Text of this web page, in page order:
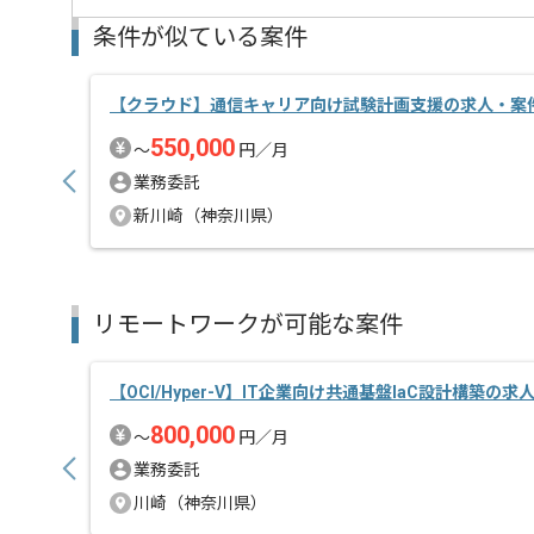
条件が似ている案件
【クラウド】通信キャリア向け試験計画支援の求人・案
〜550,000 円／月
業務委託
新川崎（神奈川県）
リモートワークが可能な案件
【OCI/Hyper-V】IT企業向け共通基盤IaC設計構築の求
〜800,000 円／月
業務委託
川崎（神奈川県）